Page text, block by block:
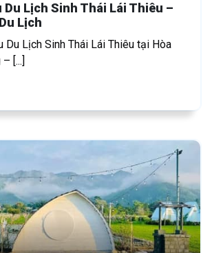
Du Lịch Sinh Thái Lái Thiêu –
Lịch
Du Lịch Sinh Thái Lái Thiêu tại Hòa
[...]